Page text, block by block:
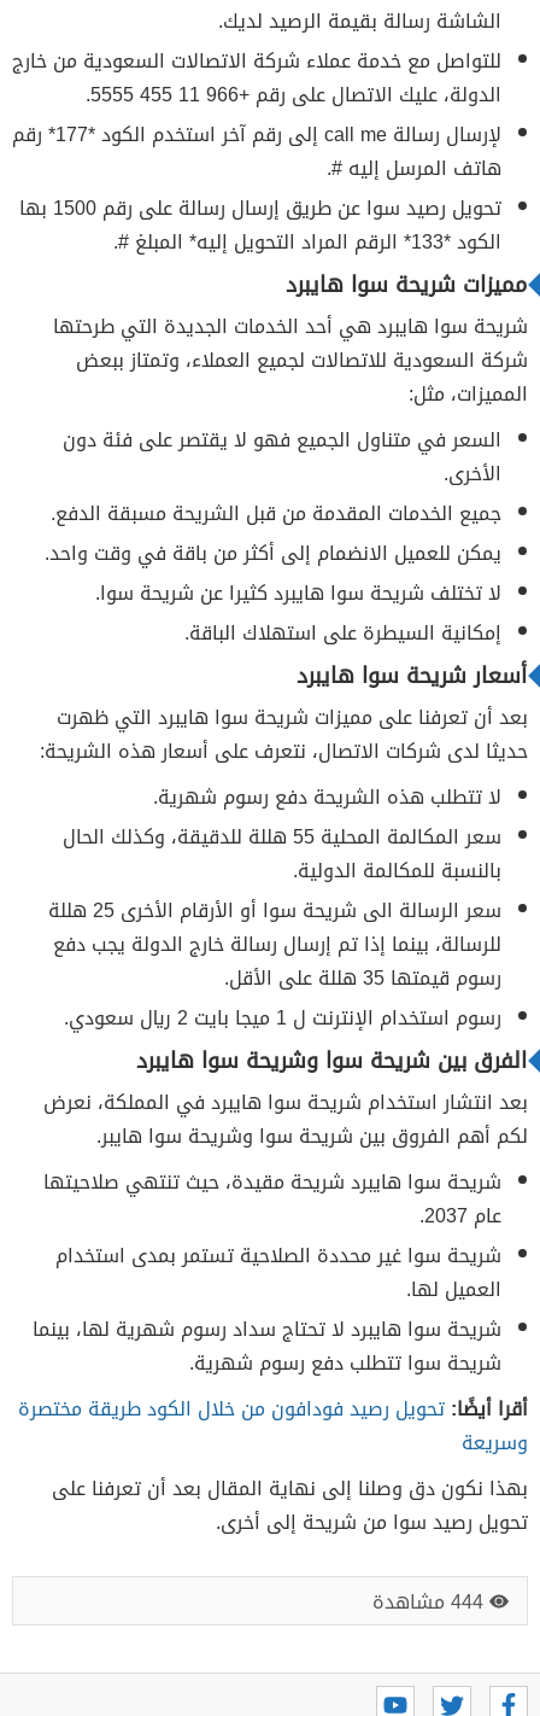
الشاشة رسالة بقيمة الرصيد لديك.
للتواصل مع خدمة عملاء شركة الاتصالات السعودية من خارج
الدولة، عليك الاتصال على رقم +966 11 455 5555.
لإرسال رسالة call me إلى رقم آخر استخدم الكود *177* رقم
هاتف المرسل إليه #.
تحويل رصيد سوا عن طريق إرسال رسالة على رقم 1500 بها
الكود *133* الرقم المراد التحويل إليه* المبلغ #.
مميزات شريحة سوا هايبرد
شريحة سوا هايبرد هي أحد الخدمات الجديدة التي طرحتها
شركة السعودية للاتصالات لجميع العملاء، وتمتاز ببعض
المميزات، مثل:
السعر في متناول الجميع فهو لا يقتصر على فئة دون
الأخرى.
جميع الخدمات المقدمة من قبل الشريحة مسبقة الدفع.
يمكن للعميل الانضمام إلى أكثر من باقة في وقت واحد.
لا تختلف شريحة سوا هايبرد كثيرا عن شريحة سوا.
إمكانية السيطرة على استهلاك الباقة.
أسعار شريحة سوا هايبرد
بعد أن تعرفنا على مميزات شريحة سوا هايبرد التي ظهرت
حديثا لدى شركات الاتصال، نتعرف على أسعار هذه الشريحة:
لا تتطلب هذه الشريحة دفع رسوم شهرية.
سعر المكالمة المحلية 55 هللة للدقيقة، وكذلك الحال
بالنسبة للمكالمة الدولية.
سعر الرسالة الى شريحة سوا أو الأرقام الأخرى 25 هللة
للرسالة، بينما إذا تم إرسال رسالة خارج الدولة يجب دفع
رسوم قيمتها 35 هللة على الأقل.
رسوم استخدام الإنترنت ل 1 ميجا بايت 2 ريال سعودي.
الفرق بين شريحة سوا وشريحة سوا هايبرد
بعد انتشار استخدام شريحة سوا هايبرد في المملكة، نعرض
لكم أهم الفروق بين شريحة سوا وشريحة سوا هايبر.
شريحة سوا هايبرد شريحة مقيدة، حيث تنتهي صلاحيتها
عام 2037.
شريحة سوا غير محددة الصلاحية تستمر بمدى استخدام
العميل لها.
شريحة سوا هايبرد لا تحتاج سداد رسوم شهرية لها، بينما
شريحة سوا تتطلب دفع رسوم شهرية.
أقرا أيضًا:تحويل رصيد فودافون من خلال الكود طريقة مختصرة
وسريعة
بهذا نكون دق وصلنا إلى نهاية المقال بعد أن تعرفنا على
تحويل رصيد سوا من شريحة إلى أخرى.
444 مشاهدة